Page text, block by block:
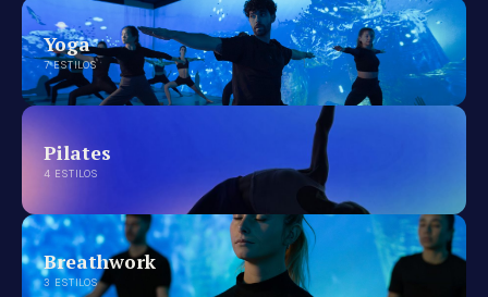
Yoga
7 ESTILOS
Pilates
4 ESTILOS
Breathwork
3 ESTILOS